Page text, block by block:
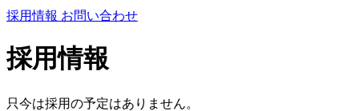
採用情報 お問い合わせ
採用情報
只今は採用の予定はありません。